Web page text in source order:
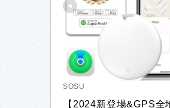
SOSU
【2024新登場&GPS全